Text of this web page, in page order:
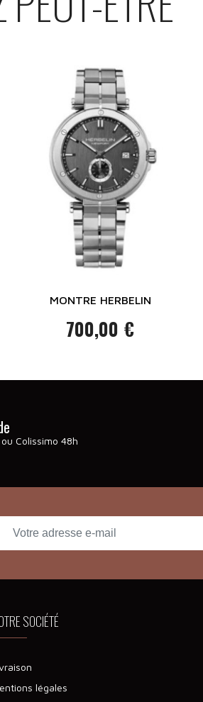
MONTRE HERBELIN
Prix
700,00 €
Colissimo 48h
SOCIÉTÉ
légales